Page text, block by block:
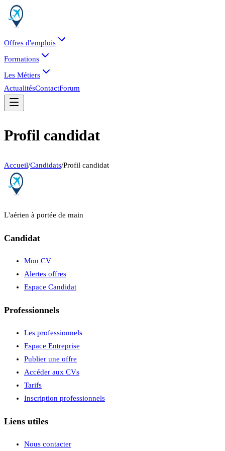
Offres d'emplois
Formations
Les Métiers
ActualitésContactForum
Profil candidat
Accueil/Candidats/Profil candidat
L'aérien à portée de main
Candidat
Mon CV
Alertes offres
Espace Candidat
Professionnels
Les professionnels
Espace Entreprise
Publier une offre
Accéder aux CVs
Tarifs
Inscription professionnels
Liens utiles
Nous contacter